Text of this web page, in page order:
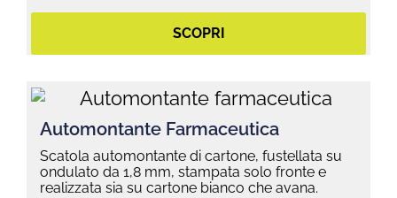
SCOPRI
Automontante Farmaceutica
Scatola automontante di cartone, fustellata su
ondulato da 1,8 mm, stampata solo fronte e
realizzata sia su cartone bianco che avana.